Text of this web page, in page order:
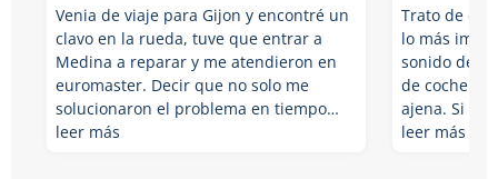
Venia de viaje para Gijon y encontré un
clavo en la rueda, tuve que entrar a
Medina a reparar y me atendieron en
euromaster. Decir que no solo me
solucionaron el problema en tiempo…
leer más
Trato de
lo más
sonido de
de coche
ajena. Si
leer más